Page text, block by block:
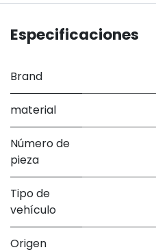
Especificaciones
Brand
material
Número de
pieza
Tipo de
vehículo
Origen